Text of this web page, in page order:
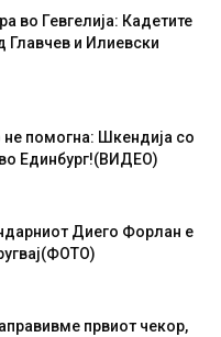
во Гевгелија: Кадетите
и Илиевски
помогна: Шкендија со
Единбург!(ВИДЕО)
Диего Форлан е
првиот чекор,